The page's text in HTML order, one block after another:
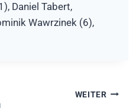
Daniel Tabert,
Wawrzinek (6),
WEITER